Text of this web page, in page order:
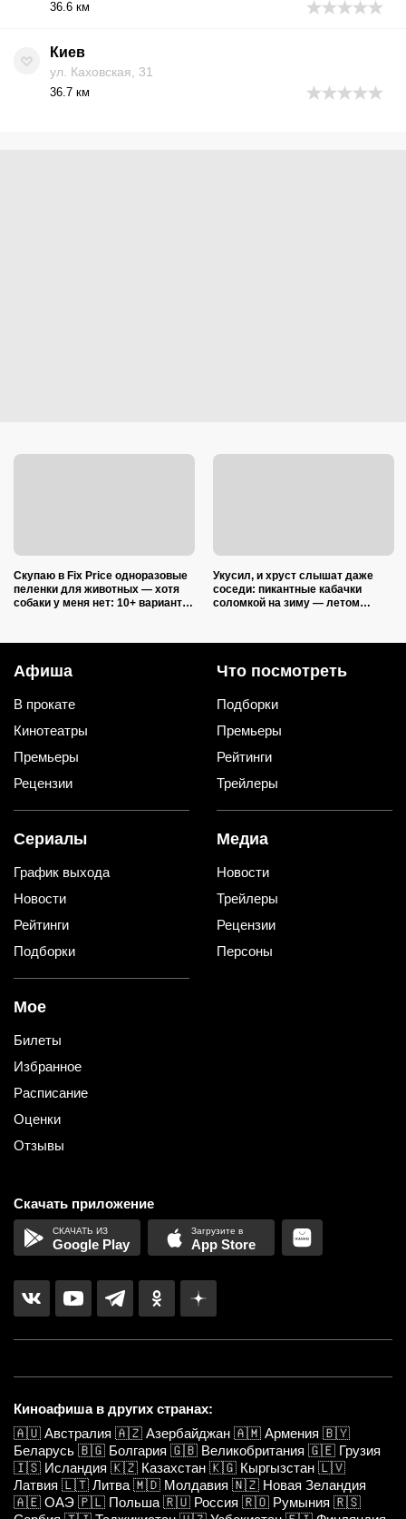
36.6 км
Киев
ул. Каховская, 31
36.7 км
Скупаю в Fix Price одноразовые
пеленки для животных — хотя
собаки у меня нет: 10+ вариантов
Укусил, и хруст слышат даже
соседи: пикантные кабачки
соломкой на зиму — летом
Афиша
В прокате
Кинотеатры
Премьеры
Рецензии
Что посмотреть
Подборки
Премьеры
Рейтинги
Трейлеры
Сериалы
График выхода
Новости
Рейтинги
Подборки
Медиа
Новости
Трейлеры
Рецензии
Персоны
Мое
Билеты
Избранное
Расписание
Оценки
Отзывы
Скачать приложение
Google Play App Store
Киноафиша в других странах:
🇦🇺 Австралия 🇦🇿 Азербайджан 🇦🇲 Армения 🇧🇾
Беларусь 🇧🇬 Болгария 🇬🇧 Великобритания 🇬🇪 Грузия
🇮🇸 Исландия 🇰🇿 Казахстан 🇰🇬 Кыргызстан 🇱🇻
Латвия 🇱🇹 Литва 🇲🇩 Молдавия 🇳🇿 Новая Зеландия
🇦🇪 ОАЭ 🇵🇱 Польша 🇷🇺 Россия 🇷🇴 Румыния 🇷🇸